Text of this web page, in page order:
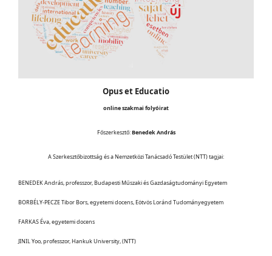
Opus et Educatio
online szakmai folyóirat
Főszerkesztő:Benedek András
A Szerkesztőbizottság és a Nemzetközi Tanácsadó Testület (NTT) tagjai:
BENEDEK András, professzor, Budapesti Műszaki és Gazdaságtudományi Egyetem
BORBÉLY-PECZE Tibor Bors, egyetemi docens, Eötvös Loránd Tudományegyetem
FARKAS Éva, egyetemi docens
JINIL Yoo, professzor, Hankuk University, (NTT)